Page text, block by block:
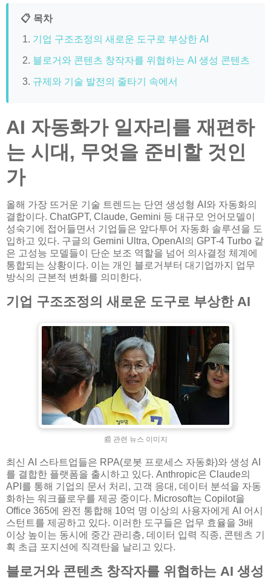
📋 목차
기업 구조조정의 새로운 도구로 부상한 AI
블로거와 콘텐츠 창작자를 위협하는 AI 생성 콘텐츠
규제와 기술 발전의 줄타기 속에서
AI 자동화가 일자리를 재편하
는 시대, 무엇을 준비할 것인
가
올해 가장 뜨거운 기술 트렌드는 단연 생성형 AI와 자동화의
결합이다. ChatGPT, Claude, Gemini 등 대규모 언어모델이
성숙기에 접어들면서 기업들은 앞다투어 자동화 솔루션을 도
입하고 있다. 구글의 Gemini Ultra, OpenAI의 GPT-4 Turbo 같
은 고성능 모델들이 단순 보조 역할을 넘어 의사결정 체계에
통합되는 상황이다. 이는 개인 블로거부터 대기업까지 업무
방식의 근본적 변화를 의미한다.
기업 구조조정의 새로운 도구로 부상한 AI
📰 관련 뉴스 이미지
최신 AI 스타트업들은 RPA(로봇 프로세스 자동화)와 생성 AI
를 결합한 플랫폼을 출시하고 있다. Anthropic은 Claude의
API를 통해 기업의 문서 처리, 고객 응대, 데이터 분석을 자동
화하는 워크플로우를 제공 중이다. Microsoft는 Copilot을
Office 365에 완전 통합해 10억 명 이상의 사용자에게 AI 어시
스턴트를 제공하고 있다. 이러한 도구들은 업무 효율을 3배
이상 높이는 동시에 중간 관리층, 데이터 입력 직종, 콘텐츠 기
획 초급 포지션에 직격탄을 날리고 있다.
블로거와 콘텐츠 창작자를 위협하는 AI 생성